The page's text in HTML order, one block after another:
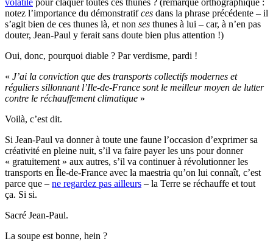
notez l’importance du démonstratifces dans la phrase précédente – il
s’agit bien de ces thunes là, et non ses thunes à lui – car, à n’en pas
douter, Jean-Paul y ferait sans doute bien plus attention !)
Oui, donc, pourquoi diable ? Par verdisme, pardi !
« J’ai la conviction que des transports collectifs modernes et
réguliers sillonnant l’Ile-de-France sont le meilleur moyen de lutter
contre le réchauffement climatique »
Voilà, c’est dit.
Si Jean-Paul va donner à toute une faune l’occasion d’exprimer sa
créativité en pleine nuit, s’il va faire payer les uns pour donner
« gratuitement » aux autres, s’il va continuer à révolutionner les
transports en Île-de-France avec la maestria qu’on lui connaît, c’est
parce que – ne regardez pas ailleurs – la Terre se réchauffe et tout
ça. Si si.
Sacré Jean-Paul.
La soupe est bonne, hein ?